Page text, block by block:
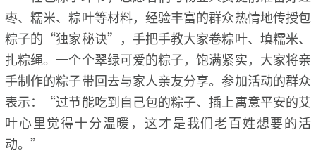
枣、糯米、粽叶等材料，经验丰富的群众热情地传授包
粽子的“独家秘诀”，手把手教大家卷粽叶、填糯米、
扎粽绳。一个个翠绿可爱的粽子，饱满紧实，大家将亲
手制作的粽子带回去与家人亲友分享。参加活动的群众
表示：“过节能吃到自己包的粽子、插上寓意平安的艾
叶心里觉得十分温暖，这才是我们老百姓想要的活
动。”